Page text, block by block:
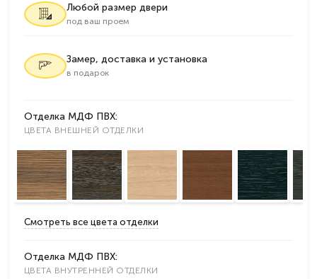
Любой размер двери
под ваш проем
Замер, доставка и установка
в подарок
Отделка МДФ ПВХ:
ЦВЕТА ВНЕШНЕЙ ОТДЕЛКИ
Смотреть все цвета отделки
Отделка МДФ ПВХ:
ЦВЕТА ВНУТРЕННЕЙ ОТДЕЛКИ